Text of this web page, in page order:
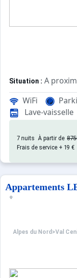
Situation : A
Résidence :
WiFi
Lave-vaisselle
7 nuits À partir de
Frais de service + 19 €
Appartements
Alpes du Nord >Val